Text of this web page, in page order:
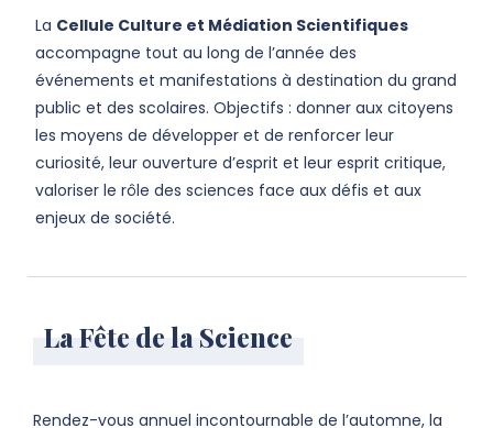
La Cellule Culture et Médiation Scientifiques
accompagne tout au long de l’année des
événements et manifestations à destination du grand
public et des scolaires. Objectifs : donner aux citoyens
les moyens de développer et de renforcer leur
curiosité, leur ouverture d’esprit et leur esprit critique,
valoriser le rôle des sciences face aux défis et aux
enjeux de société.
La Fête de la Science
Rendez-vous annuel incontournable de l’automne, la